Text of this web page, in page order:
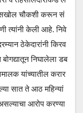
सखोल चौकशी करून सं
त्यांनी केली आहे. निवे
ठेकेदारांनी किरव
निघालेला डब
यांच्यातील करार
सात ते आठ महिन्यां
आरोप करण्या